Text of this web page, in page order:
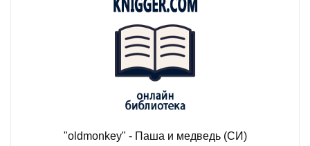
"oldmonkey" - Паша и медведь (СИ)